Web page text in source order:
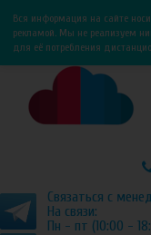
Вся информация на сайте
рекламой. Мы не реализуем
для её потребления
Связаться с
На связи:
Пн - пт (10:00 -